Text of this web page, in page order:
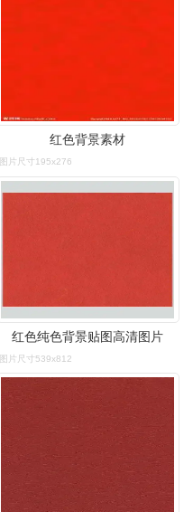
红色背景素材
图片尺寸195x276
红色纯色背景贴图高清图片
图片尺寸539x812